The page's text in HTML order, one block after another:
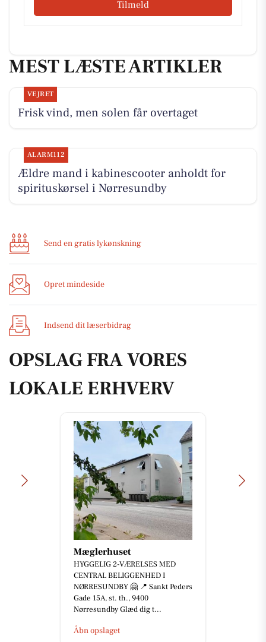
Tilmeld
MEST LÆSTE ARTIKLER
VEJRET
Frisk vind, men solen får overtaget
ALARM112
Ældre mand i kabinescooter anholdt for
spirituskørsel i Nørresundby
Send en gratis lykønskning
Opret mindeside
Indsend dit læserbidrag
OPSLAG FRA VORES
LOKALE ERHVERV
Mæglerhuset
HYGGELIG 2-VÆRELSES MED
CENTRAL BELIGGENHED I
NØRRESUNDBY 🤗 📍 Sankt Peders
Gade 15A, st. th., 9400
Nørresundby Glæd dig t...
Åbn opslaget